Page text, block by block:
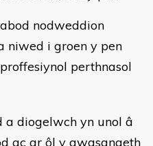
nodweddion
niwed i groen y pen
perthnasol
a diogelwch yn unol â
ac ar ôl y gwasanaeth